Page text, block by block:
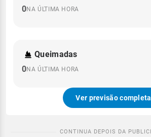
0NA ÚLTIMA HORA
Queimadas
0NA ÚLTIMA HORA
Ver previsão completa